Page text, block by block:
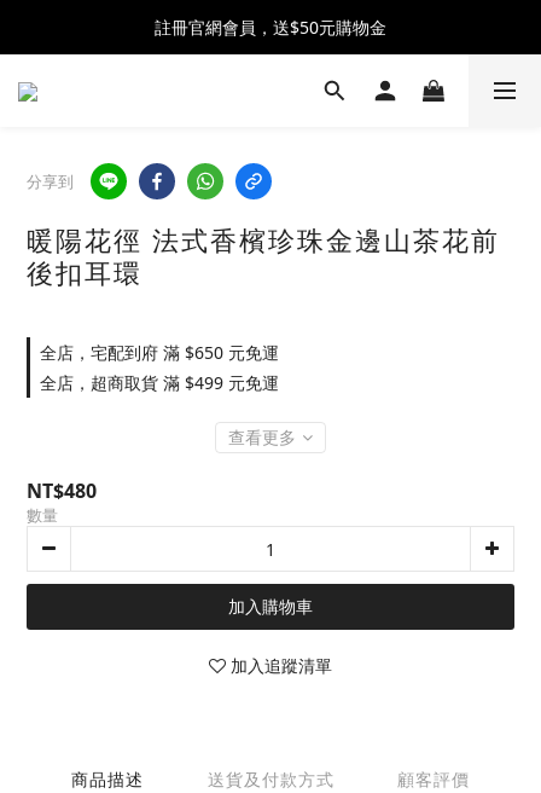
全館消費滿$2300 贈 ♡ 奶油泡芙化妝包 ♡
註冊官網會員，送$50元購物金
全館消費滿$2300 贈 ♡ 奶油泡芙化妝包 ♡
分享到
暖陽花徑 法式香檳珍珠金邊山茶花前
後扣耳環
全店，宅配到府 滿 $650 元免運
全店，超商取貨 滿 $499 元免運
查看更多
NT$480
數量
加入購物車
加入追蹤清單
商品描述 送貨及付款方式 顧客評價